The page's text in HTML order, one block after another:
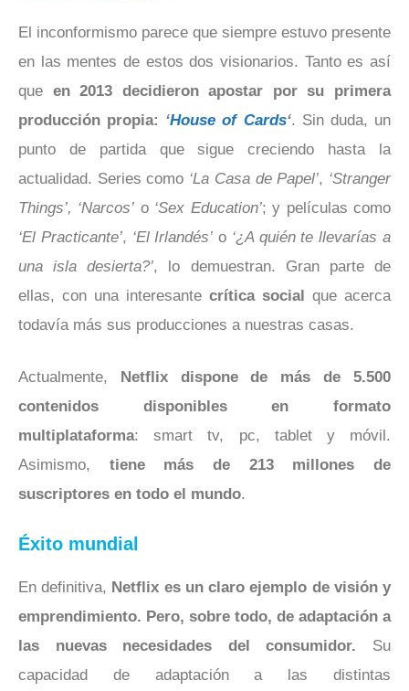
El inconformismo parece que siempre estuvo presente
en las mentes de estos dos visionarios. Tanto es así
que en 2013 decidieron apostar por su primera
producción propia: ‘House of Cards‘. Sin duda, un
punto de partida que sigue creciendo hasta la
actualidad. Series como ‘La Casa de Papel’, ‘Stranger
Things’, ‘Narcos’ o ‘Sex Education’; y películas como
‘El Practicante’, ‘El Irlandés’ o ‘¿A quién te llevarías a
una isla desierta?’, lo demuestran. Gran parte de
ellas, con una interesante crítica social que acerca
todavía más sus producciones a nuestras casas.
Actualmente, Netflix dispone de más de 5.500
contenidos disponibles en formato
multiplataforma: smart tv, pc, tablet y móvil.
Asimismo, tiene más de 213 millones de
suscriptores en todo el mundo.
Éxito mundial
En definitiva, Netflix es un claro ejemplo de visión y
emprendimiento. Pero, sobre todo, de adaptación a
las nuevas necesidades del consumidor. Su
capacidad de adaptación a las distintas